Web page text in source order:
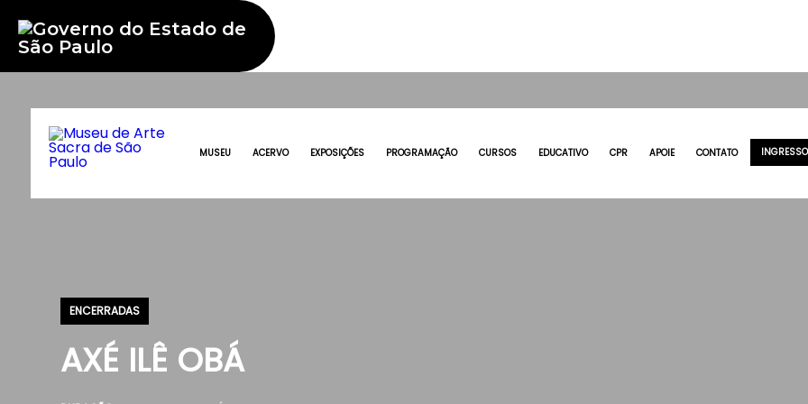
MUSEU ACERVO EXPOSIÇÕES PROGRAMAÇÃO CURSOS EDUCATIVO CPR APOIE CONTATO
ENCERRADAS
AXÉ ILÊ OBÁ